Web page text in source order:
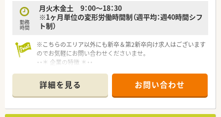
勤務
時間
月火木金土 9：00～18：30
※1ヶ月単位の変形労働時間制（週平均：週40時間シフ
ト制）
※こちらのエリア以外にも新卒＆第2新卒向け求人はございます
のでお気軽にお問い合わせくださいませ。
・・＊ 企業の特徴 ＊・・
■栃木県を中心に展開し、今後も店舗拡大計画があります。
■借り上げ社宅制度・住宅手当等福利厚生が充実しており、社員
を大切にしている企業です。
■地域密着型の調剤薬局として地域活動やイベント開催に力を
詳細を見る お問い合わせ